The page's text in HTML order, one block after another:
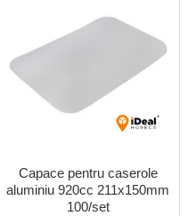
Capace pentru caserole
aluminiu 920cc 211x150mm
100/set